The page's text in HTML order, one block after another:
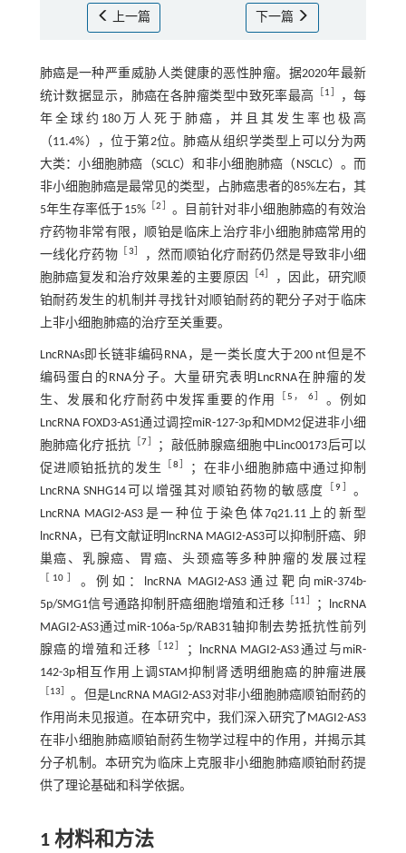
上一篇 下一篇
肺癌是一种严重威胁人类健康的恶性肿瘤。据2020年最新
统计数据显示，肺癌在各肿瘤类型中致死率最高
1
，每
年全球约180万人死于肺癌，并且其发生率也极高
（11.4%），位于第2位。肺癌从组织学类型上可以分为两
大类：小细胞肺癌（SCLC）和非小细胞肺癌（NSCLC）。而
非小细胞肺癌是最常见的类型，占肺癌患者的85%左右，其
5年生存率低于15% ［2
。目前针对非小细胞肺癌的有效治
疗药物非常有限，顺铂是临床上治疗非小细胞肺癌常用的
一线化疗药物
3
，然而顺铂化疗耐药仍然是导致非小细
胞肺癌复发和治疗效果差的主要原因
4］
，因此，研究顺
铂耐药发生的机制并寻找针对顺铂耐药的靶分子对于临床
上非小细胞肺癌的治疗至关重要。
LncRNAs即长链非编码RNA，是一类长度大于200 nt但是不
编码蛋白的RNA分子。大量研究表明LncRNA在肿瘤的发
生、发展和化疗耐药中发挥重要的作用
5 ， 6
。例如
LncRNA FOXD3-AS1通过调控miR-127-3p和MDM2促进非小细
胞肺癌化疗抵抗 ［7
；敲低肺腺癌细胞中Linc00173后可以
促进顺铂抵抗的发生
8
；在非小细胞肺癌中通过抑制
LncRNA SNHG14可以增强其对顺铂药物的敏感度
［9
。
LncRNA MAGI2-AS3是一种位于染色体7q21.11上的新型
lncRNA，已有文献证明lncRNA MAGI2-AS3可以抑制肝癌、卵
巢癌、乳腺癌、胃癌、头颈癌等多种肿瘤的发展过程
10
。例如：lncRNA MAGI2-AS3通过靶向miR-374b-
5p/SMG1信号通路抑制肝癌细胞增殖和迁移
11
；lncRNA
MAGI2-AS3通过miR-106a-5p/RAB31轴抑制去势抵抗性前列
腺癌的增殖和迁移
12
；lncRNA MAGI2-AS3通过与miR-
142-3p相互作用上调STAM抑制肾透明细胞癌的肿瘤进展
13
。但是LncRNA MAGI2-AS3对非小细胞肺癌顺铂耐药的
作用尚未见报道。在本研究中，我们深入研究了MAGI2-AS3
在非小细胞肺癌顺铂耐药生物学过程中的作用，并揭示其
分子机制。本研究为临床上克服非小细胞肺癌顺铂耐药提
供了理论基础和科学依据。
1 材料和方法